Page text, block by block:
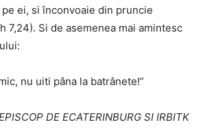
ei, si înconvoaie din pruncie
7,24). Si de asemenea mai amintesc
nu uiti pâna la batrânete!”
DE ECATERINBURG SI IRBITK